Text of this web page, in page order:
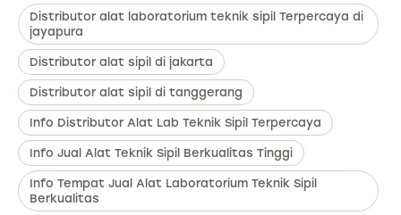
Distributor alat laboratorium teknik sipil Terpercaya di
jayapura
Distributor alat sipil di jakarta
Distributor alat sipil di tanggerang
Info Distributor Alat Lab Teknik Sipil Terpercaya
Info Jual Alat Teknik Sipil Berkualitas Tinggi
Info Tempat Jual Alat Laboratorium Teknik Sipil
Berkualitas